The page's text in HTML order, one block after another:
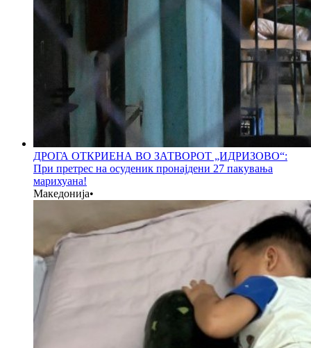
ДРОГА ОТКРИЕНА ВО ЗАТВОРОТ „ИДРИЗОВО“:
При претрес на осуденик пронајдени 27 пакувања
марихуана!
Македонија•